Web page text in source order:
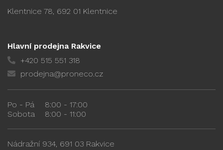
Klentnice 78, 692 01 Klentnice
Hlavní prodejna Rakvice
+420 515 551 318
prodejna@proneco.cz
Po - Pá
8:00 - 17:00
Sobota
8:00 - 11:00
Nádražní 934, 691 03 Rakvice